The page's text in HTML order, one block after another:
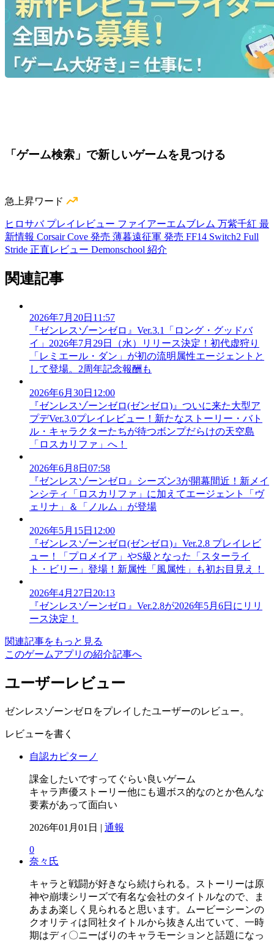
「ゲーム検索」で新しいゲームを見つける
急上昇ワード
ヒロサバ プレイレビュー ファイアーエムブレム 万紫千紅 最
新情報 Corsair Cove 発売 薄暮遠征軍 発売 FF14 Switch2 Full
Stride 正直レビュー Demonschool 紹介
関連記事
2026年7月20日11:57
『ゼンレスゾーンゼロ』Ver.3.1「ロング・グッドバ
イ」2026年7月29日（水）リリース決定！初代虚狩り
「レミエール・ダン」が初の流明属性エージェントと
して登場。2周年記念報酬も
2026年6月30日12:00
『ゼンレスゾーンゼロ(ゼンゼロ)』ついに来た大型ア
プデVer.3.0プレイレビュー！新たなストーリー・バト
ル・キャラクターたちが待つボンプだらけの天空島
「ロスカリファ」へ！
2026年6月8日07:58
『ゼンレスゾーンゼロ』シーズン3が開幕間近！新メイ
ンシティ「ロスカリファ」に加えてエージェント「ヴ
ェリナ」＆「ノルム」が登場
2026年5月15日12:00
『ゼンレスゾーンゼロ(ゼンゼロ)』Ver.2.8 プレイレビ
ュー！「プロメイア」やS級となった「スターライ
ト・ビリー」登場！新属性「風属性」も初お目見え！
2026年4月27日20:13
『ゼンレスゾーンゼロ』Ver.2.8が2026年5月6日にリリ
ース決定！
関連記事をもっと見る
このゲームアプリの紹介記事へ
ユーザーレビュー
ゼンレスゾーンゼロをプレイしたユーザーのレビュー。
レビューを書く
自認カピターノ
課金したいですってぐらい良いゲーム
キャラ声優ストーリー他にも週ボス的なのとか色んな
要素があって面白い
2026年01月01日 | 通報
0
奈々氏
キャラと戦闘が好きなら続けられる。ストーリーは原
神や崩壊シリーズで有名な会社のタイトルなので、ま
あまあ楽しく見られると思います。ムービーシーンの
クオリティは同社タイトルから抜きん出ていて、一時
期はディ〇ニーばりのキャラモーションと話題になっ